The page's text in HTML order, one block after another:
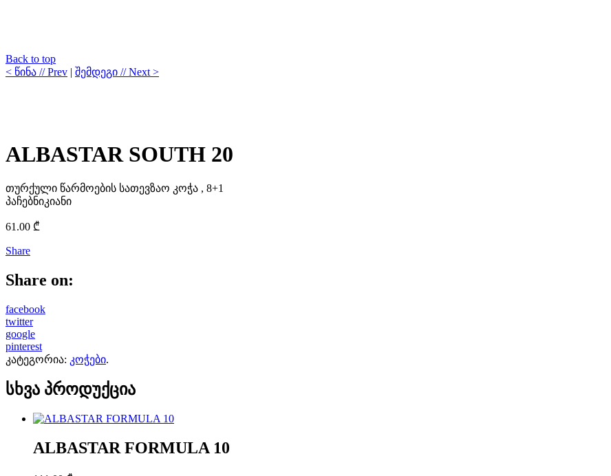
Back to top
< წინა // Prev | შემდეგი // Next >
ALBASTAR SOUTH 20
თურქული წარმოების სათევზაო კოჭა , 8+1
პაჩებნიკიანი
61.00 ₾
Share
Share on:
facebook
twitter
google
pinterest
კატეგორია: კოჭები.
სხვა პროდუქცია
ALBASTAR FORMULA 10